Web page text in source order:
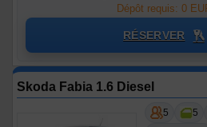
Dépôt requis: 0
RÉSERVER
Skoda Fabia 1.6 Diesel
5 5